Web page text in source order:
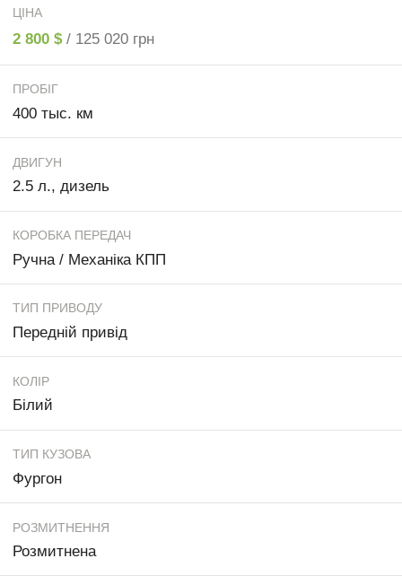
ЦІНА
2 800 $ / 125 020 грн
ПРОБІГ
400 тыс. км
ДВИГУН
2.5 л., дизель
КОРОБКА ПЕРЕДАЧ
Ручна / Механіка КПП
ТИП ПРИВОДУ
Передній привід
КОЛІР
Білий
ТИП КУЗОВА
Фургон
РОЗМИТНЕННЯ
Розмитнена